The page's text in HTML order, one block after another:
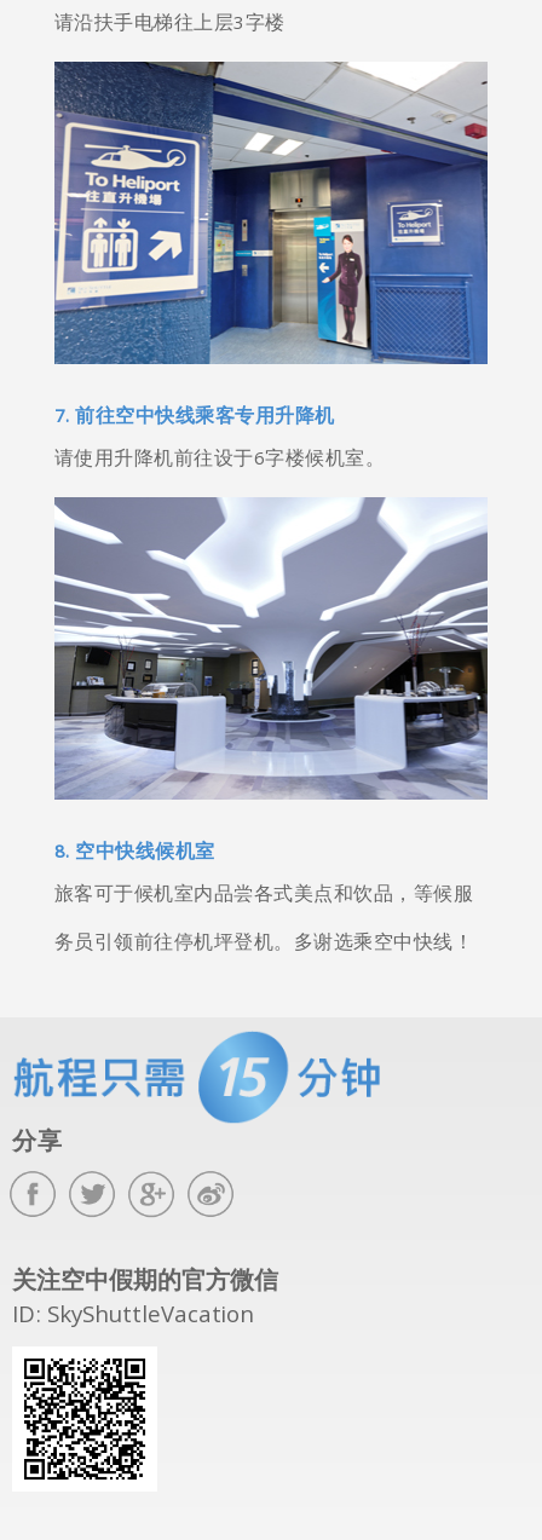
请沿扶手电梯往上层3字楼
7. 前往空中快线乘客专用升降机
请使用升降机前往设于6字楼候机室。
8. 空中快线候机室
旅客可于候机室内品尝各式美点和饮品，等候服
务员引领前往停机坪登机。多谢选乘空中快线！
分享
关注空中假期的官方微信
ID: SkyShuttleVacation